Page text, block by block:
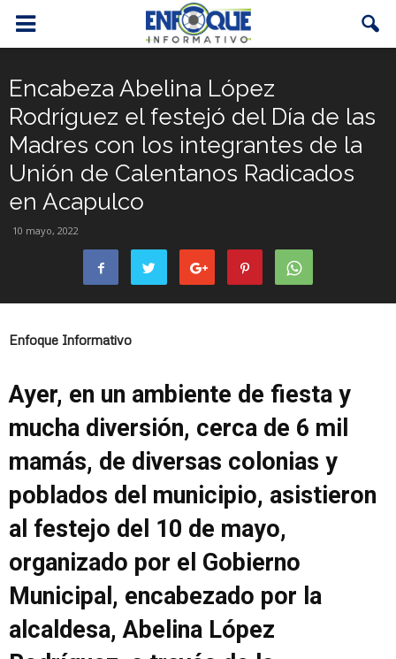
Encabeza Abelina López
Rodríguez el festejó del Día de las
Madres con los integrantes de la
Unión de Calentanos Radicados
en Acapulco
10 mayo, 2022
Enfoque Informativo
Ayer, en un ambiente de fiesta y
mucha diversión, cerca de 6 mil
mamás, de diversas colonias y
poblados del municipio, asistieron
al festejo del 10 de mayo,
organizado por el Gobierno
Municipal, encabezado por la
alcaldesa, Abelina López